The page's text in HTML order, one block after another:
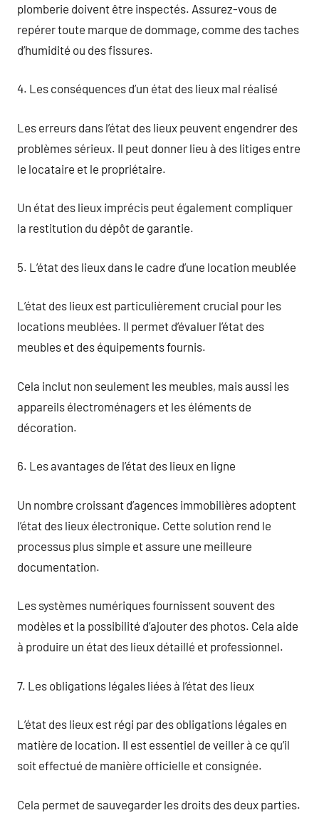
plomberie doivent être inspectés. Assurez-vous de
repérer toute marque de dommage, comme des taches
d’humidité ou des fissures.
4. Les conséquences d’un état des lieux mal réalisé
Les erreurs dans l’état des lieux peuvent engendrer des
problèmes sérieux. Il peut donner lieu à des litiges entre
le locataire et le propriétaire.
Un état des lieux imprécis peut également compliquer
la restitution du dépôt de garantie.
5. L’état des lieux dans le cadre d’une location meublée
L’état des lieux est particulièrement crucial pour les
locations meublées. Il permet d’évaluer l’état des
meubles et des équipements fournis.
Cela inclut non seulement les meubles, mais aussi les
appareils électroménagers et les éléments de
décoration.
6. Les avantages de l’état des lieux en ligne
Un nombre croissant d’agences immobilières adoptent
l’état des lieux électronique. Cette solution rend le
processus plus simple et assure une meilleure
documentation.
Les systèmes numériques fournissent souvent des
modèles et la possibilité d’ajouter des photos. Cela aide
à produire un état des lieux détaillé et professionnel.
7. Les obligations légales liées à l’état des lieux
L’état des lieux est régi par des obligations légales en
matière de location. Il est essentiel de veiller à ce qu’il
soit effectué de manière officielle et consignée.
Cela permet de sauvegarder les droits des deux parties.